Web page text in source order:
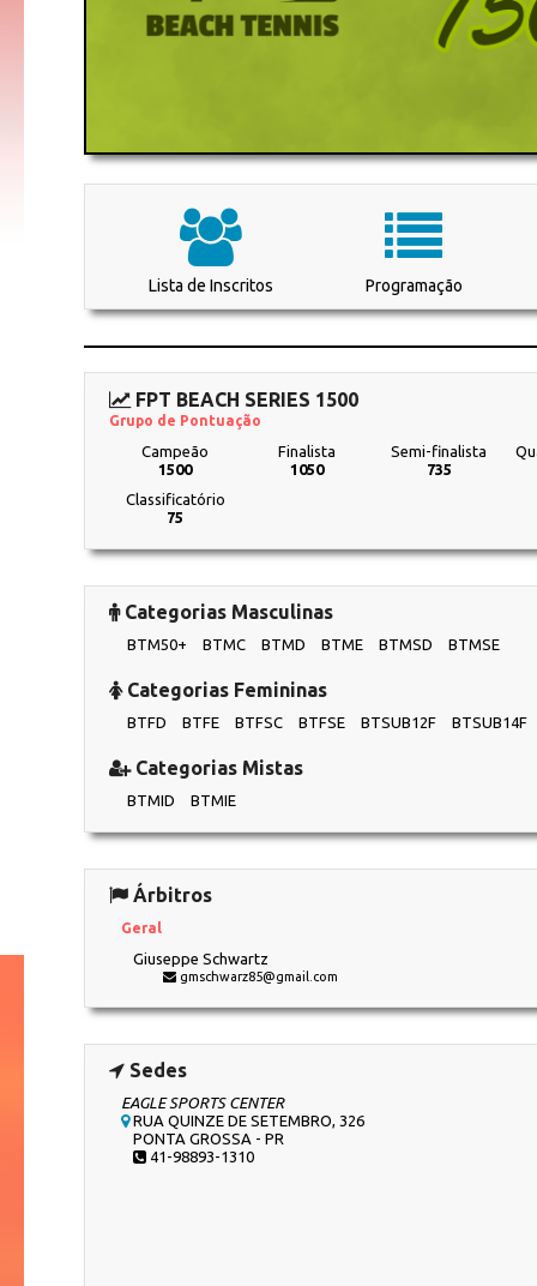
Lista de Inscritos Programação
FPT BEACH SERIES 1500
Grupo de Pontuação
Campeão
1500
Finalista
1050
Semi-finalista
735
Classificatório
75
Categorias Masculinas
BTM50+ BTMC BTMD BTME BTMSD BTMSE
Categorias Femininas
BTFD BTFE BTFSC BTFSE BTSUB12F BTSUB14F
Categorias Mistas
BTMID BTMIE
Árbitros
Geral
Giuseppe Schwartz
gmschwarz85@gmail.com
Sedes
EAGLE SPORTS CENTER
RUA QUINZE DE SETEMBRO, 326
PONTA GROSSA - PR
41-98893-1310